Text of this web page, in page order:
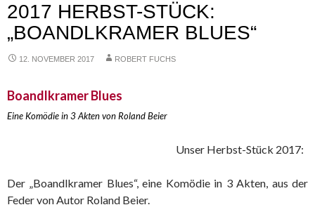
2017 HERBST-STÜCK:
„BOANDLKRAMER BLUES“
12. NOVEMBER 2017 ROBERT FUCHS
Boandlkramer Blues
Eine Komödie in 3 Akten von Roland Beier
Unser Herbst-Stück 2017:
Der „Boandlkramer Blues“, eine Komödie in 3 Akten, aus der
Feder von Autor Roland Beier.